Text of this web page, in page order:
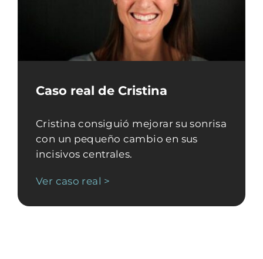
Caso real de Cristina
Cristina consiguió mejorar su sonrisa
con un pequeño cambio en sus
incisivos centrales.
Ver caso real >